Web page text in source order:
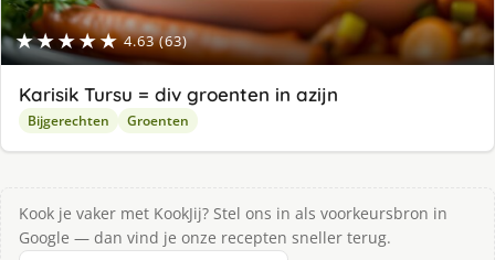
★★★★★ 4.63 (63)
Karisik Tursu = div groenten in azijn
Bijgerechten Groenten
Kook je vaker met KookJij? Stel ons in als voorkeursbron in
Google — dan vind je onze recepten sneller terug.